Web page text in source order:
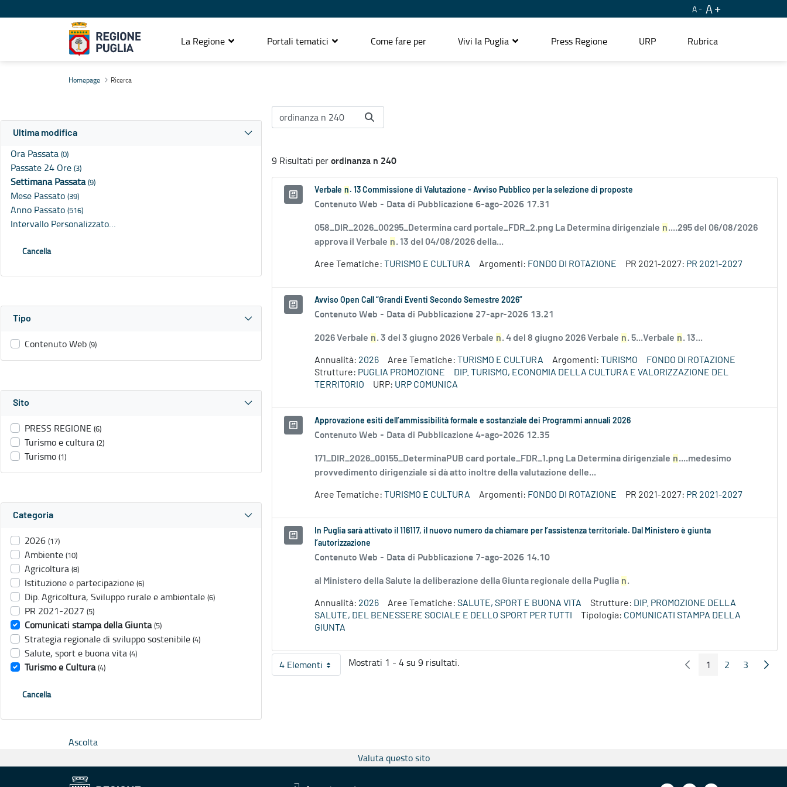
A A
La Regione Portali tematici Come fare per Vivi la Puglia Press Regione URP Rubrica
Homepage Ricerca
Ultima modifica
Ora Passata (0)
Passate 24 Ore (3)
Settimana Passata(9)
Mese Passato (39)
Anno Passato (516)
Intervallo Personalizzato…
Cancella
Tipo
Contenuto Web (9)
Sito
PRESS REGIONE (6)
Turismo e cultura (2)
Turismo (1)
Categoria
2026 (17)
Ambiente (10)
Agricoltura (8)
Istituzione e partecipazione (6)
Dip. Agricoltura, Sviluppo rurale e ambientale (6)
PR 2021-2027 (5)
Comunicati stampa della Giunta (5)
Strategia regionale di sviluppo sostenibile (4)
Salute, sport e buona vita (4)
Turismo e Cultura (4)
Cancella
9 Risultati perordinanza n 240
Verbale n . 13 Commissione di Valutazione - Avviso Pubblico per la selezione di proposte
Contenuto Web - Data di Pubblicazione 6-ago-2026 17.31
058_DIR_2026_00295_Determina card portale_FDR_2.png La Determina dirigenziale n....295 del 06/08/2026
approva il Verbale n. 13 del 04/08/2026 della...
Aree Tematiche: TURISMO E CULTURA Argomenti: FONDO DI ROTAZIONE PR 2021-2027: PR 2021-2027
Avviso Open Call “Grandi Eventi Secondo Semestre 2026”
Contenuto Web - Data di Pubblicazione 27-apr-2026 13.21
2026 Verbale n. 3 del 3 giugno 2026 Verbale n. 4 del 8 giugno 2026 Verbale n. 5...Verbale n. 13...
Annualità: 2026 Aree Tematiche: TURISMO E CULTURA Argomenti: TURISMO
FONDO DI ROTAZIONE
Strutture: PUGLIA PROMOZIONE
DIP. TURISMO, ECONOMIA DELLA CULTURA E VALORIZZAZIONE DEL
TERRITORIO
URP: URP COMUNICA
Approvazione esiti dell’ammissibilità formale e sostanziale dei Programmi annuali 2026
Contenuto Web - Data di Pubblicazione 4-ago-2026 12.35
171_DIR_2026_00155_DeterminaPUB card portale_FDR_1.png La Determina dirigenziale n....medesimo
provvedimento dirigenziale si dà atto inoltre della valutazione delle...
Aree Tematiche: TURISMO E CULTURA Argomenti: FONDO DI ROTAZIONE PR 2021-2027: PR 2021-2027
In Puglia sarà attivato il 116117, il nuovo numero da chiamare per l’assistenza territoriale. Dal Ministero è giunta
l’autorizzazione
Contenuto Web - Data di Pubblicazione 7-ago-2026 14.10
al Ministero della Salute la deliberazione della Giunta regionale della Puglia n.
Annualità: 2026 Aree Tematiche: SALUTE, SPORT E BUONA VITA Strutture: DIP. PROMOZIONE DELLA
SALUTE, DEL BENESSERE SOCIALE E DELLO SPORT PER TUTTI
Tipologia: COMUNICATI STAMPA DELLA
GIUNTA
4 ElementiPer pagina
Mostrati 1 - 4 su 9 risultati. Pagina Precedente
Pagina
1 Pagina
2 Pagina
3
Ascolta
Valuta questo sito